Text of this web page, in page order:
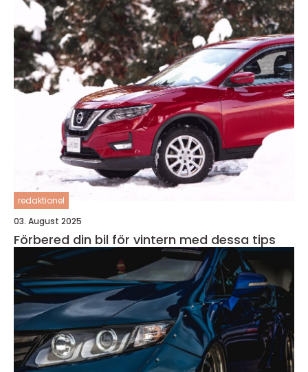
redaktionel
03. August 2025
Förbered din bil för vintern med dessa tips